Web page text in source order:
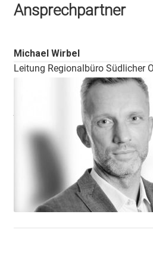
Ansprechpartner
Michael Wirbel
Leitung Regionalbüro Südlicher
E-Mail Adresse
wirbel@bwcon.de